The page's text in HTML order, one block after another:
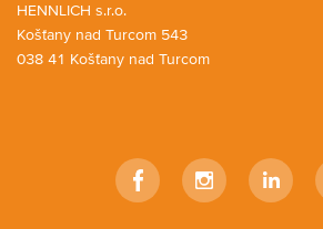
HENNLICH s.r.o.
Košťany nad Turcom 543
038 41 Košťany nad Turcom
FacebookInstagramLinkedIn